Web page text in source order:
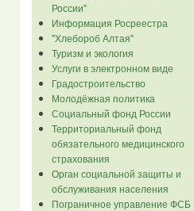
России"
Информация Росреестра
"Хлебороб Алтая"
Туризм и экология
Услуги в электронном виде
Градостроительство
Молодёжная политика
Социальный фонд России
Территориальный фонд
обязательного медицинского
страхования
Орган социальной защиты и
обслуживания населения
Пограничное управление ФСБ